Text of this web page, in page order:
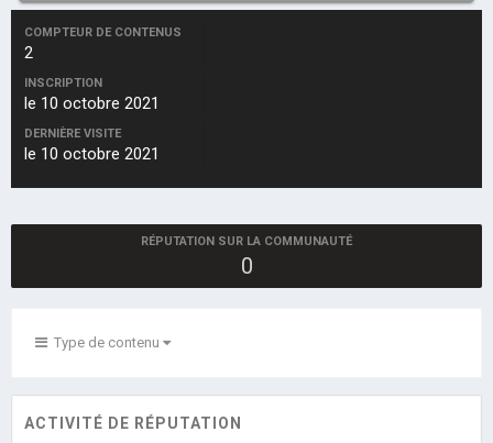
COMPTEUR DE CONTENUS
2
INSCRIPTION
le 10 octobre 2021
DERNIÈRE VISITE
le 10 octobre 2021
RÉPUTATION SUR LA COMMUNAUTÉ
0
Type de contenu
ACTIVITÉ DE RÉPUTATION